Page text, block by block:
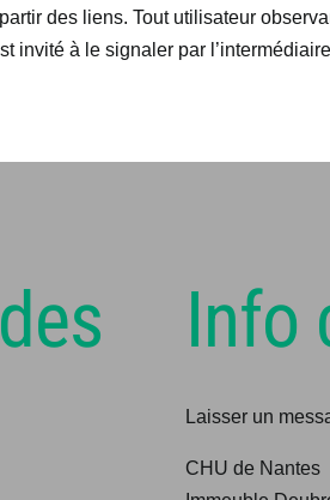
des liens. Tout utilisateur
invité à le signaler par
Info
Laisser un
CHU de Nantes